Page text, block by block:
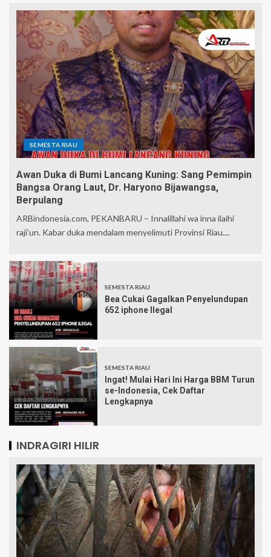
SEMESTA RIAU
Awan Duka di Bumi Lancang Kuning: Sang Pemimpin
Bangsa Orang Laut, Dr. Haryono Bijawangsa,
Berpulang
ARBindonesia.com, PEKANBARU – Innalillahi wa inna ilaihi
raji’un. Kabar duka mendalam menyelimuti Provinsi Riau....
SEMESTA RIAU
Bea Cukai Gagalkan Penyelundupan
652 iphone Ilegal
SEMESTA RIAU
Ingat! Mulai Hari Ini Harga BBM Turun
se-Indonesia, Cek Daftar
Lengkapnya
INDRAGIRI HILIR